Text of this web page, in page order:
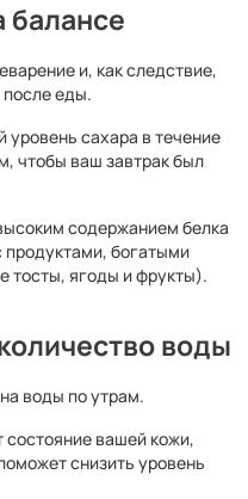
балансе
и, как следствие,
после еды.
сахара в течение
чтобы ваш завтрак был
содержанием белка
продуктами, богатыми
тосты, ягоды и фрукты).
воды
воды по утрам.
состояние вашей кожи,
снизить уровень